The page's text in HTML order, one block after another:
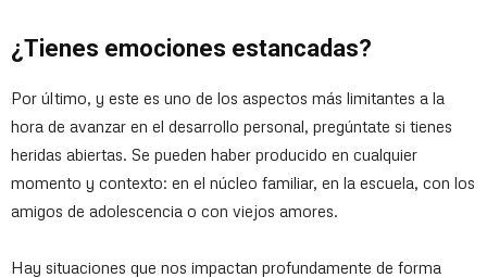
¿Tienes emociones estancadas?
Por último, y este es uno de los aspectos más limitantes a la
hora de avanzar en el desarrollo personal, pregúntate si tienes
heridas abiertas. Se pueden haber producido en cualquier
momento y contexto: en el núcleo familiar, en la escuela, con los
amigos de adolescencia o con viejos amores.
Hay situaciones que nos impactan profundamente de forma